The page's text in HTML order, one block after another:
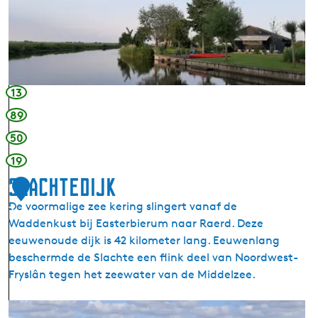
e
t
i
n
e
n
m
n
i
c
a
m
p
n
13
89
50
19
1
7
Slachtedijk
De voormalige zee kering slingert vanaf de
Waddenkust bij Easterbierum naar Raerd. Deze
eeuwenoude dijk is 42 kilometer lang. Eeuwenlang
beschermde de Slachte een flink deel van Noordwest-
Fryslân tegen het zeewater van de Middelzee.
S